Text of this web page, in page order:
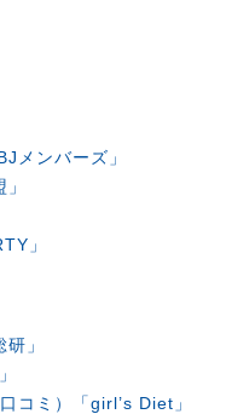
メンバーズ」
」
」
コミ）「girl’s Diet」